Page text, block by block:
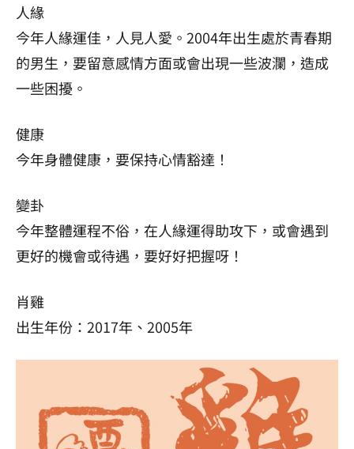
人緣
今年人緣運佳，人見人愛。2004年出生處於青春期
的男生，要留意感情方面或會出現一些波瀾，造成
一些困擾。
健康
今年身體健康，要保持心情豁達！
變卦
今年整體運程不俗，在人緣運得助攻下，或會遇到
更好的機會或待遇，要好好把握呀！
肖雞
出生年份：2017年、2005年